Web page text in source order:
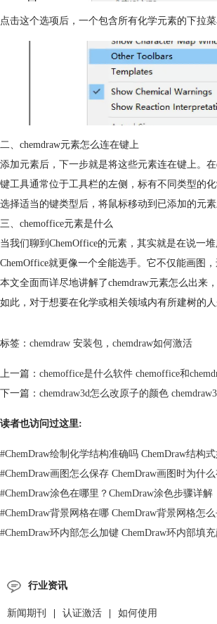
点击这个选项后，一个包含所有化学元素的下拉
二、chemdraw元素怎么连在键上
添加元素后，下一步就是将这些元素连在键上。
键工具通常位于工具栏的左侧，标有不同类型的
选择适当的键类型后，将鼠标移动到已添加的元
三、chemoffice元素是什么
当我们聊到ChemOffice的元素，其实就是在说一
ChemOffice就更像一个全能选手。它不仅能画图
本文全面而详尽地讲解了chemdraw元素怎么出来
如此，对于想要在化学或相关领域内有所建树的
标签： chemdraw 安装包 ， chemdraw如何激活
上一篇： chemoffice是什么软件 chemoffice和
下一篇： chemdraw3d怎么改原子的颜色
读者也访问过这里:
#ChemDraw绘制化学结构准确吗 ChemDraw结构
#ChemDraw画图怎么保存 ChemDraw画图时为什
#ChemDraw涂色在哪里？ChemDraw涂色步骤详解
#ChemDraw背景网格在哪 ChemDraw背景网格怎
#ChemDraw环内部怎么加键 ChemDraw环内部填
行业资讯
新闻期刊 认证激活
如何使用